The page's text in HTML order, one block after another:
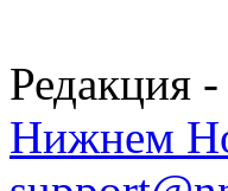
Редакция -
Нижнем